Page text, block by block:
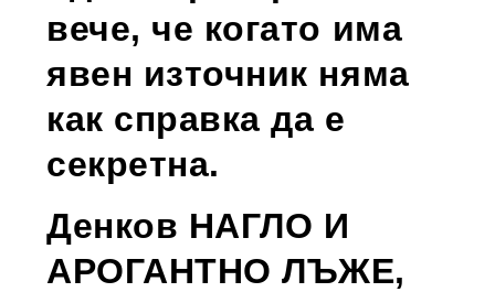
вече, че когато има
явен източник няма
как справка да е
секретна.
Денков НАГЛО И
АРОГАНТНО ЛЪЖЕ,